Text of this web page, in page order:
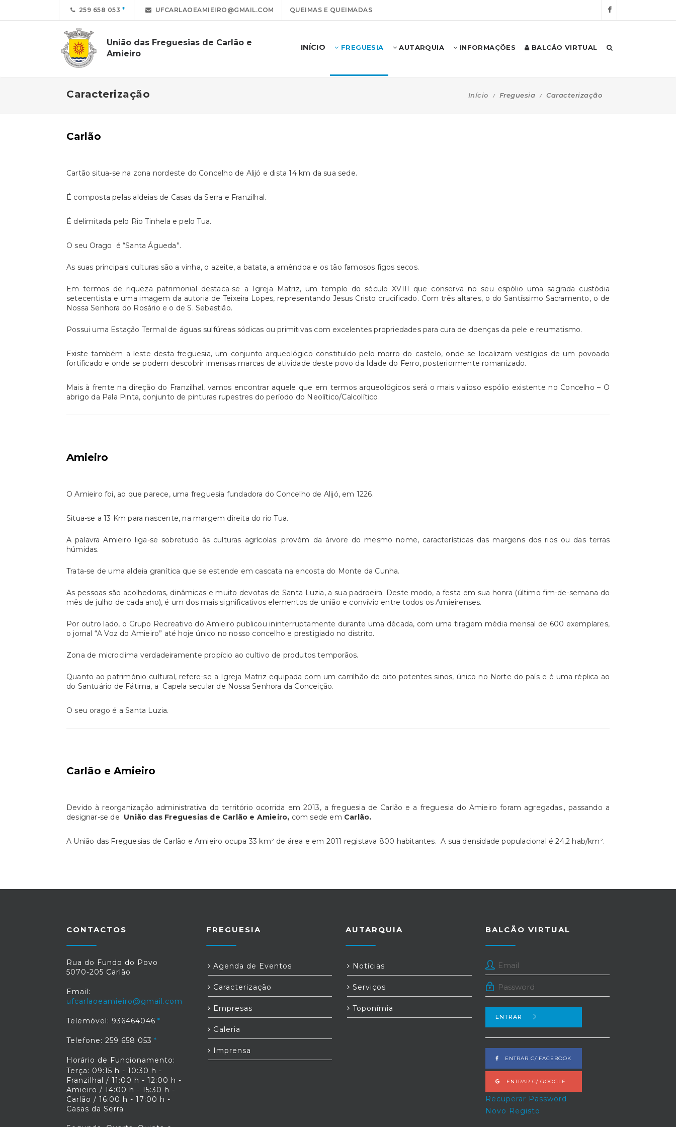
259 658 053 UFCARLAOEAMIEIRO@GMAIL.COM QUEIMAS E QUEIMADAS
União das Freguesias de Carlão e
Amieiro
INÍCIO FREGUESIA AUTARQUIA INFORMAÇÕES BALCÃO VIRTUAL
Caracterização Início Freguesia Caracterização
Carlão
Cartão situa-se na zona nordeste do Concelho de Alijó e dista 14 km da sua sede.
É composta pelas aldeias de Casas da Serra e Franzilhal.
É delimitada pelo Rio Tinhela e pelo Tua.
O seu Orago é “Santa Águeda”.
As suas principais culturas são a vinha, o azeite, a batata, a amêndoa e os tão famosos figos secos.
Em termos de riqueza patrimonial destaca-se a Igreja Matriz, um templo do século XVIII que conserva no seu espólio uma sagrada custódia
setecentista e uma imagem da autoria de Teixeira Lopes, representando Jesus Cristo crucificado. Com três altares, o do Santíssimo Sacramento, o de
Nossa Senhora do Rosário e o de S. Sebastião.
Possui uma Estação Termal de águas sulfúreas sódicas ou primitivas com excelentes propriedades para cura de doenças da pele e reumatismo.
Existe também a leste desta freguesia, um conjunto arqueológico constituído pelo morro do castelo, onde se localizam vestígios de um povoado
fortificado e onde se podem descobrir imensas marcas de atividade deste povo da Idade do Ferro, posteriormente romanizado.
Mais à frente na direção do Franzilhal, vamos encontrar aquele que em termos arqueológicos será o mais valioso espólio existente no Concelho – O
abrigo da Pala Pinta, conjunto de pinturas rupestres do período do Neolítico/Calcolítico.
Amieiro
O Amieiro foi, ao que parece, uma freguesia fundadora do Concelho de Alijó, em 1226.
Situa-se a 13 Km para nascente, na margem direita do rio Tua.
A palavra Amieiro liga-se sobretudo às culturas agrícolas: provém da árvore do mesmo nome, características das margens dos rios ou das terras
húmidas.
Trata-se de uma aldeia granítica que se estende em cascata na encosta do Monte da Cunha.
As pessoas são acolhedoras, dinâmicas e muito devotas de Santa Luzia, a sua padroeira. Deste modo, a festa em sua honra (último fim-de-semana do
mês de julho de cada ano), é um dos mais significativos elementos de união e convívio entre todos os Amieirenses.
Por outro lado, o Grupo Recreativo do Amieiro publicou ininterruptamente durante uma década, com uma tiragem média mensal de 600 exemplares,
o jornal “A Voz do Amieiro” até hoje único no nosso concelho e prestigiado no distrito.
Zona de microclima verdadeiramente propício ao cultivo de produtos temporãos.
Quanto ao património cultural, refere-se a Igreja Matriz equipada com um carrilhão de oito potentes sinos, único no Norte do país e é uma réplica ao
do Santuário de Fátima, a Capela secular de Nossa Senhora da Conceição.
O seu orago é a Santa Luzia.
Carlão e Amieiro
Devido à reorganização administrativa do território ocorrida em 2013, a freguesia de Carlão e a freguesia do Amieiro foram agregadas., passando a
designar-se de União das Freguesias de Carlão e Amieiro, com sede em Carlão.
A União das Freguesias de Carlão e Amieiro ocupa 33 km² de área e em 2011 registava 800 habitantes. A sua densidade populacional é 24,2 hab/km².
CONTACTOS
Rua do Fundo do Povo
5070-205 Carlão
Email:
ufcarlaoeamieiro@gmail.com
Telemóvel: 936464046
Telefone: 259 658 053
Horário de Funcionamento:
Terça: 09:15 h - 10:30 h -
Franzilhal / 11:00 h - 12:00 h -
Amieiro / 14:00 h - 15:30 h -
Carlão / 16:00 h - 17:00 h -
Casas da Serra
FREGUESIA
Agenda de Eventos
Caracterização
Empresas
Galeria
Imprensa
AUTARQUIA
Notícias
Serviços
Toponímia
BALCÃO VIRTUAL
ENTRAR
ENTRAR C/ FACEBOOK
ENTRAR C/ GOOGLE
Recuperar Password
Novo Registo